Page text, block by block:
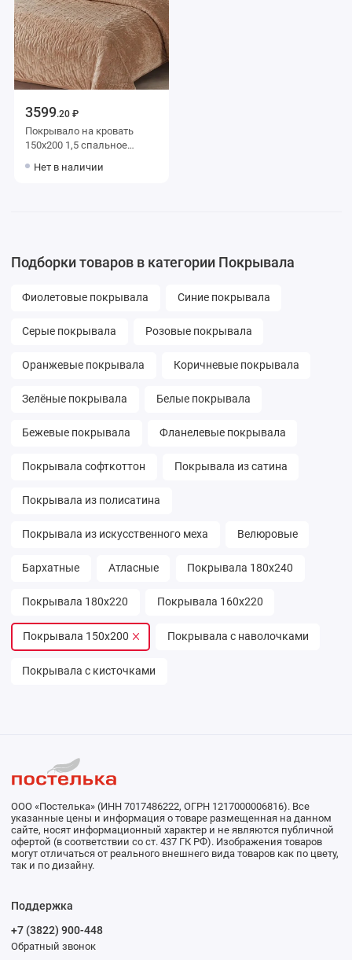
3599.20 ₽
Покрывало на кровать
150х200 1,5 спальное
Нет в наличии
Подборки товаров в категории Покрывала
Фиолетовые покрывала Синие покрывала
Серые покрывала Розовые покрывала
Оранжевые покрывала Коричневые покрывала
Зелёные покрывала Белые покрывала
Бежевые покрывала Фланелевые покрывала
Покрывала софткоттон Покрывала из сатина
Покрывала из полисатина
Покрывала из искусственного меха Велюровые
Бархатные Атласные Покрывала 180х240
Покрывала 180х220 Покрывала 160х220
Покрывала 150х200 Покрывала с наволочками
Покрывала с кисточками
ООО «Постелька» (ИНН 7017486222, ОГРН 1217000006816). Все
указанные цены и информация о товаре размещенная на данном
сайте, носят информационный характер и не являются публичной
офертой (в соответствии со ст. 437 ГК РФ). Изображения товаров
могут отличаться от реального внешнего вида товаров как по цвету,
так и по дизайну.
Поддержка
+7 (3822) 900-448
Обратный звонок